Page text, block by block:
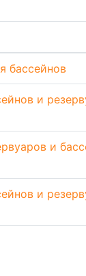
бассейнов
и
и
и